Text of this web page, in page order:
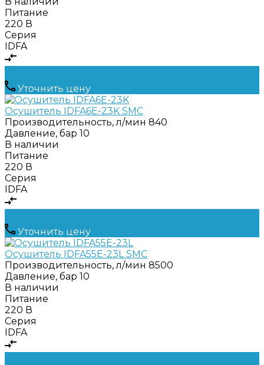
Питание
220 В
Серия
IDFA
Уточнить цену
Осушитель IDFA6E-23K SMC
Производительность, л/мин 840
Давление, бар 10
В наличии
Питание
220 В
Серия
IDFA
Уточнить цену
Осушитель IDFA55E-23L SMC
Производительность, л/мин 8500
Давление, бар 10
В наличии
Питание
220 В
Серия
IDFA